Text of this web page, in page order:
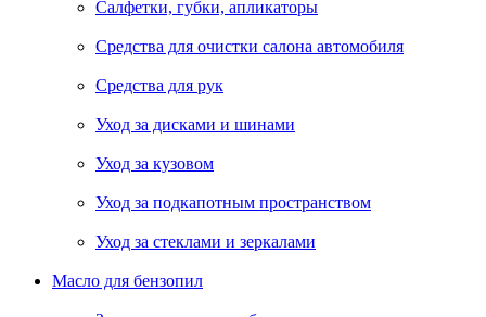
Салфетки, губки, апликаторы
Средства для очистки салона автомобиля
Средства для рук
Уход за дисками и шинами
Уход за кузовом
Уход за подкапотным пространством
Уход за стеклами и зеркалами
Масло для бензопил